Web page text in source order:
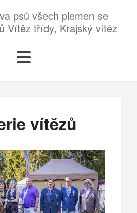
psů všech plemen se
Vítěz třídy, Krajský vítěz
vítězů